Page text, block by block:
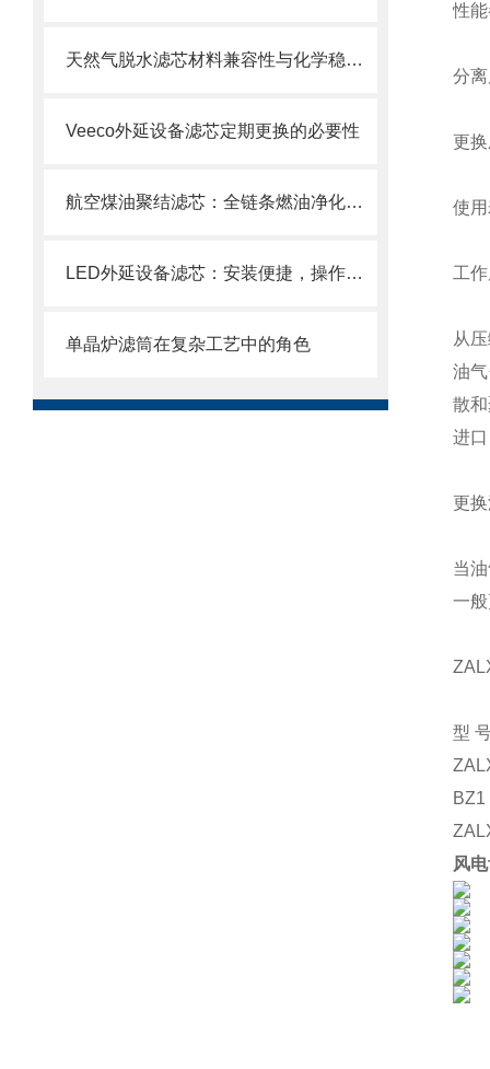
天然气脱水滤芯材料兼容性与化学稳定性
Veeco外延设备滤芯定期更换的必要性
航空煤油聚结滤芯：全链条燃油净化的关键配套
LED外延设备滤芯：安装便捷，操作轻松
单晶炉滤筒在复杂工艺中的角色
性
分
更
使
工
从
油
散
进
更
当
一
型
BZ1
风